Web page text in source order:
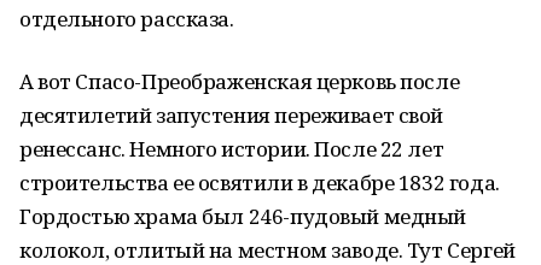
отдельного рассказа.
А вот Спасо-Преображенская церковь после
десятилетий запустения переживает свой
ренессанс. Немного истории. После 22 лет
строительства ее освятили в декабре 1832 года.
Гордостью храма был 246-пудовый медный
колокол, отлитый на местном заводе. Тут Сергей